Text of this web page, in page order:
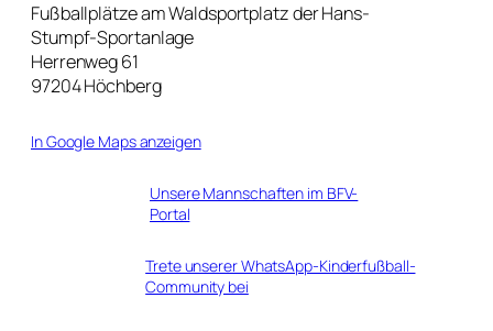
Fußballplätze am Waldsportplatz der Hans-
Stumpf-Sportanlage
Herrenweg 61
97204 Höchberg
In Google Maps anzeigen
Unsere Mannschaften im BFV-
Portal
Trete unserer WhatsApp-Kinderfußball-
Community bei